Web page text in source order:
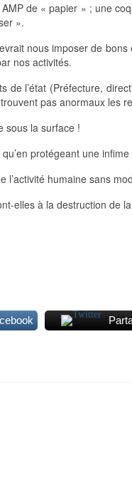
de « papier » ; une
».
nous imposer de
nos activités.
de l’état (Préfecture,
pas anormaux les
sous la surface !
protégeant une
l’activité humaine sans
elles à la destruction de